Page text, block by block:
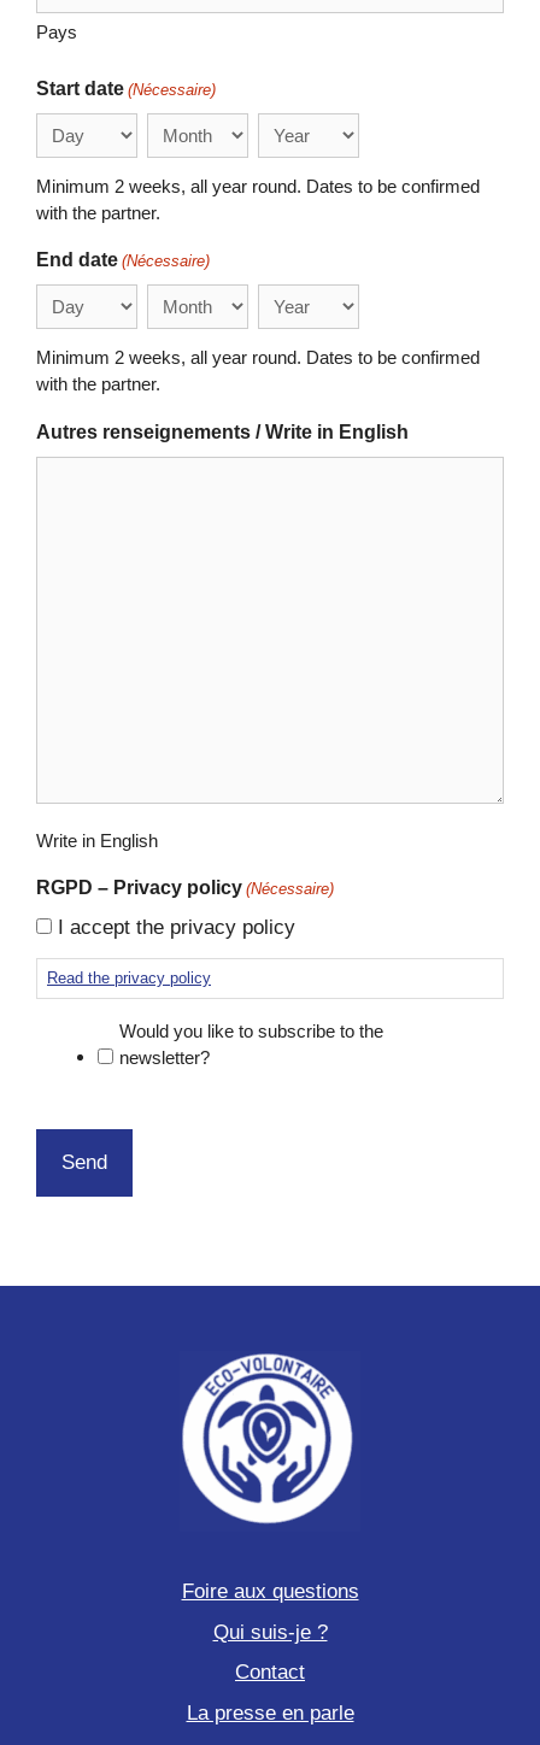
Pays
Start date (Nécessaire)
Minimum 2 weeks, all year round. Dates to be confirmed
with the partner.
End date (Nécessaire)
Minimum 2 weeks, all year round. Dates to be confirmed
with the partner.
Autres renseignements / Write in English
Write in English
RGPD – Privacy policy (Nécessaire)
I accept the privacy policy
Read the privacy policy
Would you like to subscribe to the
newsletter?
Foire aux questions
Qui suis-je ?
Contact
La presse en parle